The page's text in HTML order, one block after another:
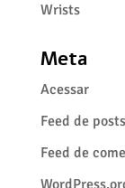
Wrists
Meta
Acessar
Feed de posts
Feed de